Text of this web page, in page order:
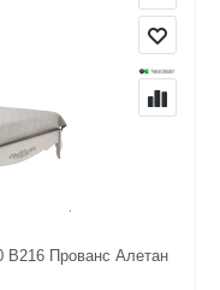
В216 Прованс Алетан